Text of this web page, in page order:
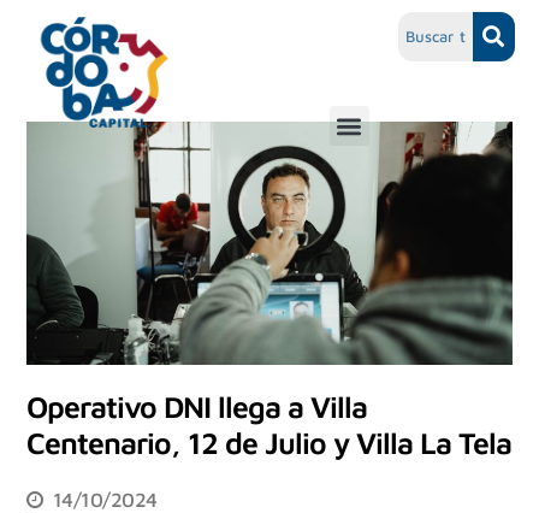
Operativo DNI llega a Villa
Centenario, 12 de Julio y Villa La Tela
14/10/2024